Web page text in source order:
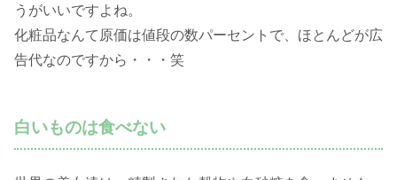
うがいいですよね。
化粧品なんて原価は値段の数パーセントで、ほとんどが広
告代なのですから・・・笑
白いものは食べない